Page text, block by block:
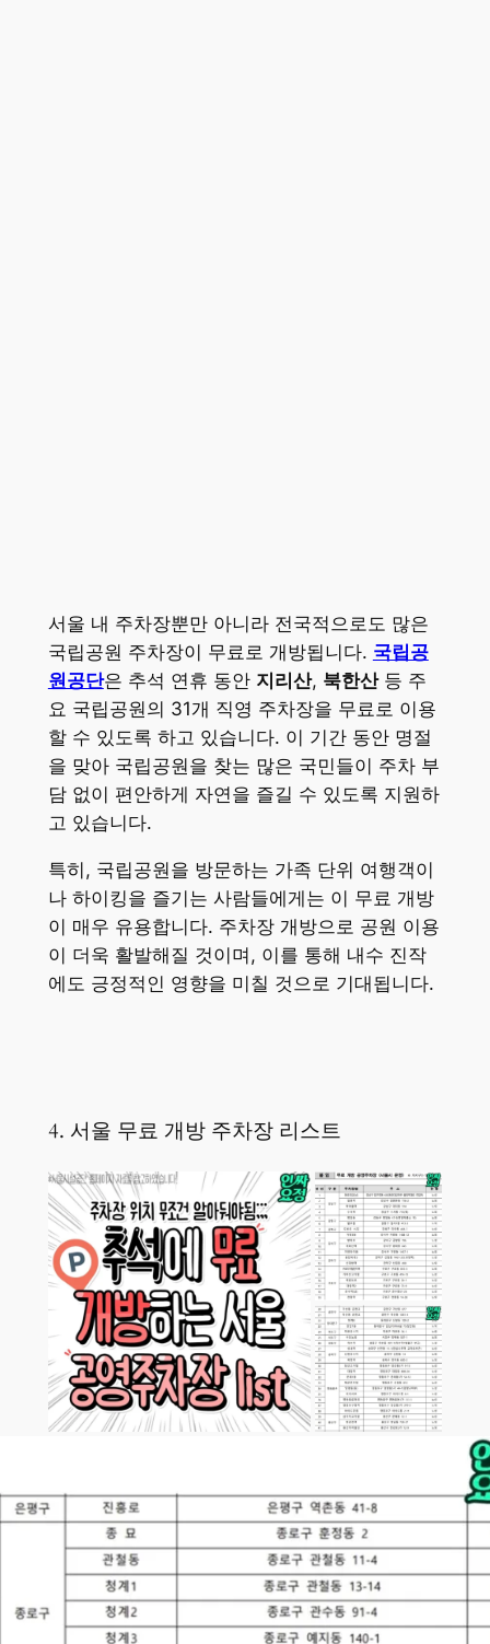
서울 내 주차장뿐만 아니라 전국적으로도 많은
국립공원 주차장이 무료로 개방됩니다. 국립공
원공단은 추석 연휴 동안 지리산, 북한산등 주
요 국립공원의 31개 직영 주차장을 무료로 이용
할 수 있도록 하고 있습니다. 이 기간 동안 명절
을 맞아 국립공원을 찾는 많은 국민들이 주차 부
담 없이 편안하게 자연을 즐길 수 있도록 지원하
고 있습니다.
특히, 국립공원을 방문하는 가족 단위 여행객이
나 하이킹을 즐기는 사람들에게는 이 무료 개방
이 매우 유용합니다. 주차장 개방으로 공원 이용
이 더욱 활발해질 것이며, 이를 통해 내수 진작
에도 긍정적인 영향을 미칠 것으로 기대됩니다.
4. 서울 무료 개방 주차장 리스트